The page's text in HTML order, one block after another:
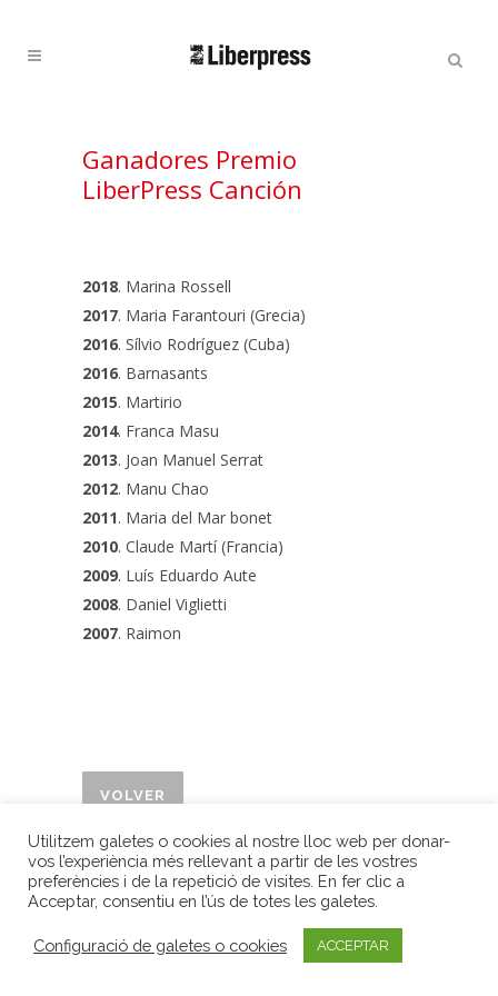
Cercar
Ganadores Premio
LiberPress Canción
2018. Marina Rossell
2017. Maria Farantouri (Grecia)
2016. Sílvio Rodríguez (Cuba)
2016. Barnasants
2015. Martirio
2014. Franca Masu
2013. Joan Manuel Serrat
2012. Manu Chao
2011. Maria del Mar bonet
2010. Claude Martí (Francia)
2009. Luís Eduardo Aute
2008. Daniel Viglietti
2007. Raimon
VOLVER
Premis Internacionals LiberPress| Gran Via Jaume I, 3, 2n | 17001 Girona
| Tel. 972 20 15 18 |Avís legal| Privacitat|
Utilitzem galetes o cookies al nostre lloc web per donar-
vos l’experiència més rellevant a partir de les vostres
preferències i de la repetició de visites. En fer clic a
Acceptar, consentiu en l’ús de totes les galetes.
Configuració de galetes o cookies ACCEPTAR